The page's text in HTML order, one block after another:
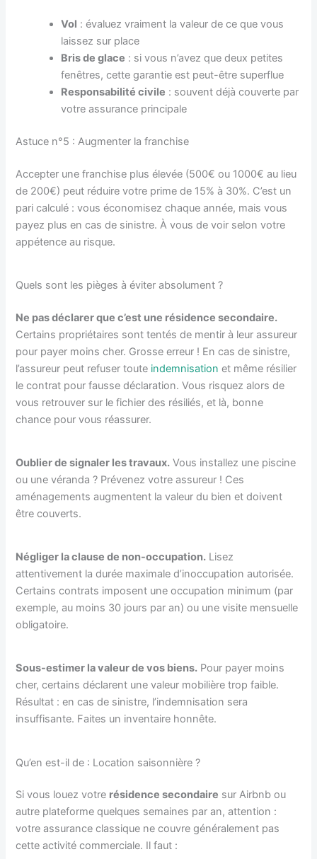
Vol : évaluez vraiment la valeur de ce que vous
laissez sur place
Bris de glace : si vous n’avez que deux petites
fenêtres, cette garantie est peut-être superflue
Responsabilité civile : souvent déjà couverte par
votre assurance principale
Astuce n°5 : Augmenter la franchise
Accepter une franchise plus élevée (500€ ou 1000€ au lieu
de 200€) peut réduire votre prime de 15% à 30%. C’est un
pari calculé : vous économisez chaque année, mais vous
payez plus en cas de sinistre. À vous de voir selon votre
appétence au risque.
Quels sont les pièges à éviter absolument ?
Ne pas déclarer que c’est une résidence secondaire.
Certains propriétaires sont tentés de mentir à leur assureur
pour payer moins cher. Grosse erreur ! En cas de sinistre,
l’assureur peut refuser toute indemnisation et même résilier
le contrat pour fausse déclaration. Vous risquez alors de
vous retrouver sur le fichier des résiliés, et là, bonne
chance pour vous réassurer.
Oublier de signaler les travaux. Vous installez une piscine
ou une véranda ? Prévenez votre assureur ! Ces
aménagements augmentent la valeur du bien et doivent
être couverts.
Négliger la clause de non-occupation. Lisez
attentivement la durée maximale d’inoccupation autorisée.
Certains contrats imposent une occupation minimum (par
exemple, au moins 30 jours par an) ou une visite mensuelle
obligatoire.
Sous-estimer la valeur de vos biens. Pour payer moins
cher, certains déclarent une valeur mobilière trop faible.
Résultat : en cas de sinistre, l’indemnisation sera
insuffisante. Faites un inventaire honnête.
Qu’en est-il de : Location saisonnière ?
Si vous louez votre résidence secondaire sur Airbnb ou
autre plateforme quelques semaines par an, attention :
votre assurance classique ne couvre généralement pas
cette activité commerciale. Il faut :